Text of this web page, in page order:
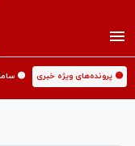
🟡 پرونده‌های ویژه خبری 🟡